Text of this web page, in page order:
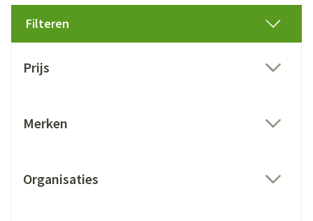
Filteren
Prijs
Merken
Organisaties